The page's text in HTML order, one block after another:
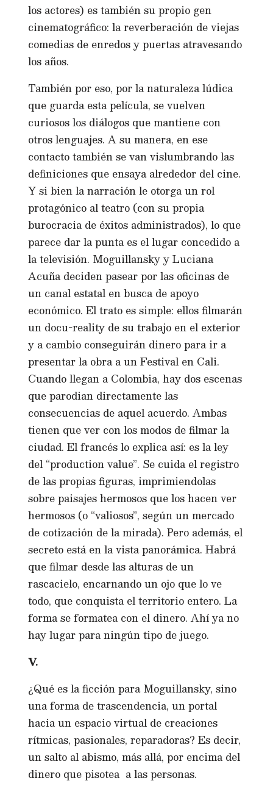
los actores) es también su propio gen
cinematográfico: la reverberación de viejas
comedias de enredos y puertas atravesando
los años.
También por eso, por la naturaleza lúdica
que guarda esta película, se vuelven
curiosos los diálogos que mantiene con
otros lenguajes. A su manera, en ese
contacto también se van vislumbrando las
definiciones que ensaya alrededor del cine.
Y si bien la narración le otorga un rol
protagónico al teatro (con su propia
burocracia de éxitos administrados), lo que
parece dar la punta es el lugar concedido a
la televisión. Moguillansky y Luciana
Acuña deciden pasear por las oficinas de
un canal estatal en busca de apoyo
económico. El trato es simple: ellos filmarán
un docu-reality de su trabajo en el exterior
y a cambio conseguirán dinero para ir a
presentar la obra a un Festival en Cali.
Cuando llegan a Colombia, hay dos escenas
que parodian directamente las
consecuencias de aquel acuerdo. Ambas
tienen que ver con los modos de filmar la
ciudad. El francés lo explica así: es la ley
del “production value”. Se cuida el registro
de las propias figuras, imprimiendolas
sobre paisajes hermosos que los hacen ver
hermosos (o “valiosos”, según un mercado
de cotización de la mirada). Pero además, el
secreto está en la vista panorámica. Habrá
que filmar desde las alturas de un
rascacielo, encarnando un ojo que lo ve
todo, que conquista el territorio entero. La
forma se formatea con el dinero. Ahí ya no
hay lugar para ningún tipo de juego.
V.
¿Qué es la ficción para Moguillansky, sino
una forma de trascendencia, un portal
hacia un espacio virtual de creaciones
rítmicas, pasionales, reparadoras? Es decir,
un salto al abismo, más allá, por encima del
dinero que pisotea a las personas.